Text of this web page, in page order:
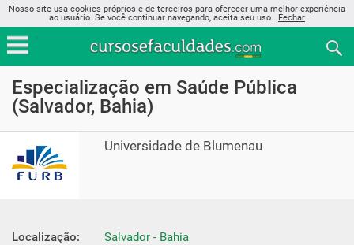
Nosso site usa cookies próprios e de terceiros para oferecer uma melhor experiência
ao usuário. Se você continuar navegando, aceita seu uso.. Fechar
Especialização em Saúde Pública
(Salvador, Bahia)
Universidade de Blumenau
Localização:
Salvador - Bahia